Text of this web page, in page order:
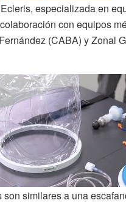
especializada en
con equipos
(CABA) y Zonal
son similares a una